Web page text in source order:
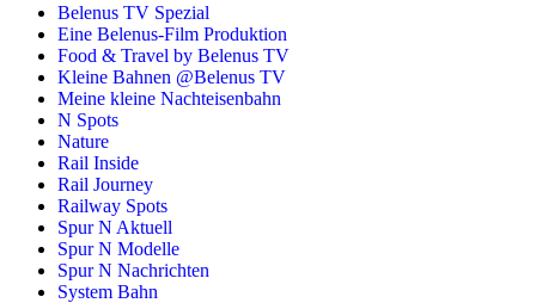
Belenus TV Spezial
Eine Belenus-Film Produktion
Food & Travel by Belenus TV
Kleine Bahnen @Belenus TV
Meine kleine Nachteisenbahn
N Spots
Nature
Rail Inside
Rail Journey
Railway Spots
Spur N Aktuell
Spur N Modelle
Spur N Nachrichten
System Bahn